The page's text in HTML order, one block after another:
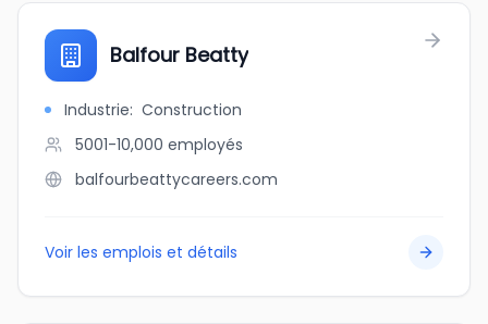
Balfour Beatty
Industrie: Construction
5001-10,000 employés
balfourbeattycareers.com
Voir les emplois et détails